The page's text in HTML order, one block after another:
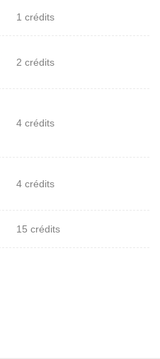
1 crédits
2 crédits
4 crédits
4 crédits
15 crédits